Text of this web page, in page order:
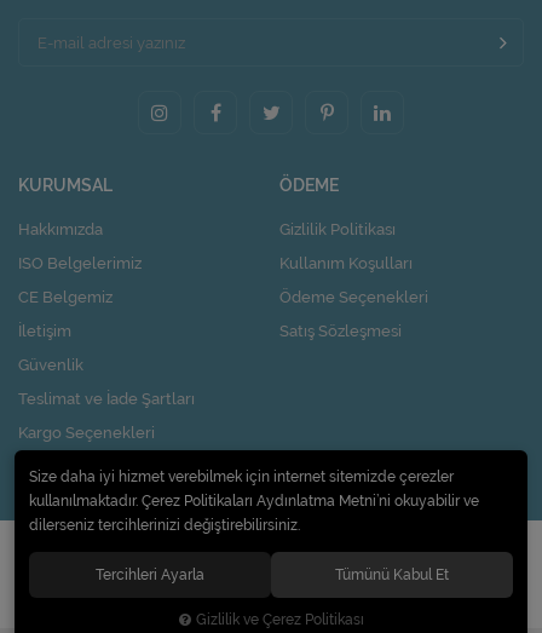
KURUMSAL
Hakkımızda
ISO Belgelerimiz
CE Belgemiz
İletişim
Güvenlik
Teslimat ve İade Şartları
Kargo Seçenekleri
Nasıl Kupon Kazanırım?
ÖDEME
Gizlilik Politikası
Kullanım Koşulları
Ödeme Seçenekleri
Satış Sözleşmesi
© 2020Pi Design İç ve Dış Ticaret Limited Şirketi. Tüm hakları saklıdır.
Size daha iyi hizmet verebilmek için internet sitemizde çerezler
kullanılmaktadır. Çerez Politikaları Aydınlatma Metni’ni okuyabilir ve
dilerseniz tercihlerinizi değiştirebilirsiniz.
Tercihleri Ayarla Tümünü Kabul Et
Gizlilik ve Çerez Politikası